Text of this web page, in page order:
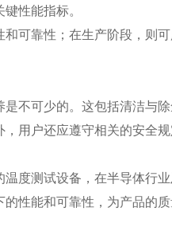
性能指标。
靠性；在生产阶段，则
可少的。这包括清洁与除
用户还应遵守相关的安全
测试设备，在半导体行业
性能和可靠性，为产品的质